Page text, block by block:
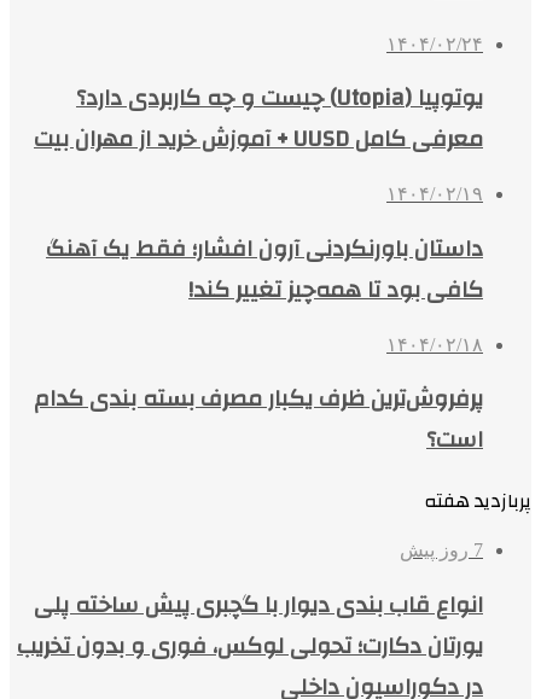
۱۴۰۴/۰۲/۲۴
یوتوپیا (Utopia) چیست و چه کاربردی دارد؟
معرفی کامل UUSD + آموزش خرید از مهران بیت
۱۴۰۴/۰۲/۱۹
داستان باورنکردنی آرون افشار؛ فقط یک آهنگ
کافی بود تا همه‌چیز تغییر کند!
۱۴۰۴/۰۲/۱۸
پرفروش‌ترین ظرف یکبار مصرف بسته بندی کدام
است؟
پربازدید هفته
7 روز پیش
انواع قاب بندی دیوار با گچبری پیش ساخته پلی
یورتان دکارت؛ تحولی لوکس، فوری و بدون تخریب
در دکوراسیون داخلی